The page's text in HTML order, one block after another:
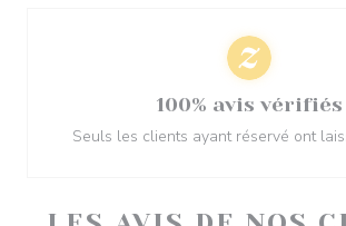
100% avis vérifiés
Seuls les clients ayant réservé ont